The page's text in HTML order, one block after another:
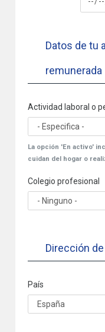
Datos de tu
remunerada
Actividad laboral o
La opción 'En activo'
cuidan del hogar o
Colegio profesional
Dirección
País